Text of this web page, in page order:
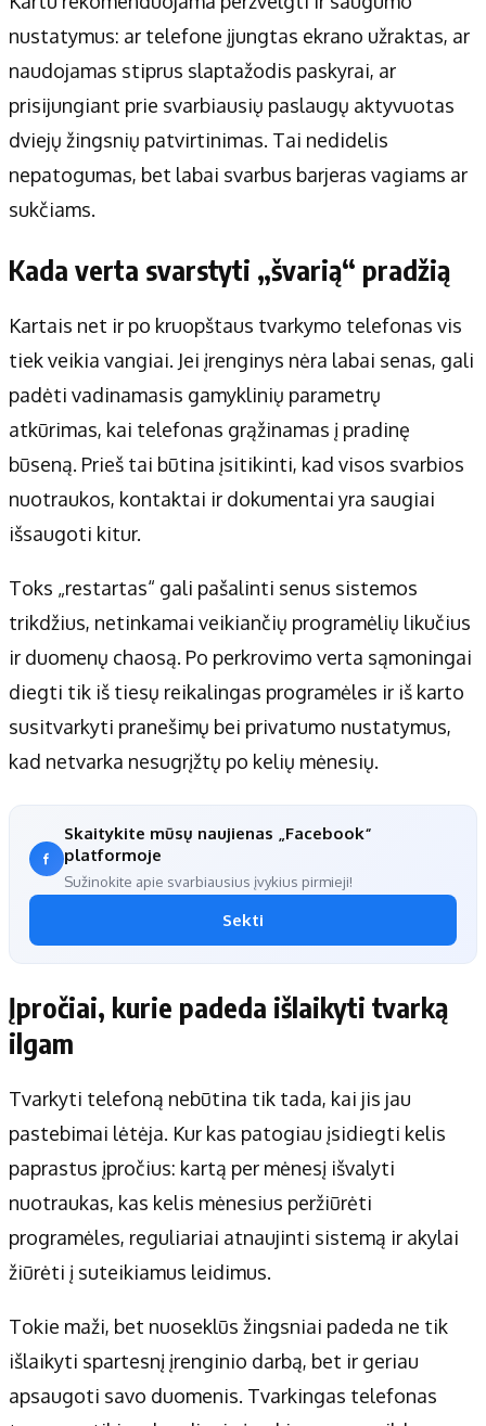
nustatymus: ar telefone įjungtas ekrano užraktas, ar
naudojamas stiprus slaptažodis paskyrai, ar
prisijungiant prie svarbiausių paslaugų aktyvuotas
dviejų žingsnių patvirtinimas. Tai nedidelis
nepatogumas, bet labai svarbus barjeras vagiams ar
sukčiams.
Kada verta svarstyti „švarią“ pradžią
Kartais net ir po kruopštaus tvarkymo telefonas vis
tiek veikia vangiai. Jei įrenginys nėra labai senas, gali
padėti vadinamasis gamyklinių parametrų
atkūrimas, kai telefonas grąžinamas į pradinę
būseną. Prieš tai būtina įsitikinti, kad visos svarbios
nuotraukos, kontaktai ir dokumentai yra saugiai
išsaugoti kitur.
Toks „restartas“ gali pašalinti senus sistemos
trikdžius, netinkamai veikiančių programėlių likučius
ir duomenų chaosą. Po perkrovimo verta sąmoningai
diegti tik iš tiesų reikalingas programėles ir iš karto
susitvarkyti pranešimų bei privatumo nustatymus,
kad netvarka nesugrįžtų po kelių mėnesių.
Skaitykite mūsų naujienas „Facebook“
platformoje
Sužinokite apie svarbiausius įvykius pirmieji!
Sekti
Įpročiai, kurie padeda išlaikyti tvarką
ilgam
Tvarkyti telefoną nebūtina tik tada, kai jis jau
pastebimai lėtėja. Kur kas patogiau įsidiegti kelis
paprastus įpročius: kartą per mėnesį išvalyti
nuotraukas, kas kelis mėnesius peržiūrėti
programėles, reguliariai atnaujinti sistemą ir akylai
žiūrėti į suteikiamus leidimus.
Tokie maži, bet nuoseklūs žingsniai padeda ne tik
išlaikyti spartesnį įrenginio darbą, bet ir geriau
apsaugoti savo duomenis. Tvarkingas telefonas